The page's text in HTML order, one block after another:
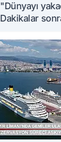
"Dünyayı
Dakikalar